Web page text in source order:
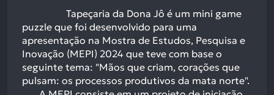
Tapeçaria da Dona Jô é um mini game
puzzle que foi desenvolvido para uma
apresentação na Mostra de Estudos, Pesquisa e
Inovação (MEPI) 2024 que teve com base o
seguinte tema: "Mãos que criam, corações que
pulsam: os processos produtivos da mata norte".